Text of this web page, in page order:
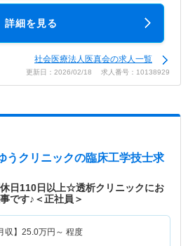
詳細を見る
社会医療法人医真会の求人一覧
更新日：2026/02/18 求人番号：10138929
うクリニックの臨床工学技士求
休日110日以上☆透析クリニックにお
です♪＜正社員＞
収】 25.0万円～ 程度